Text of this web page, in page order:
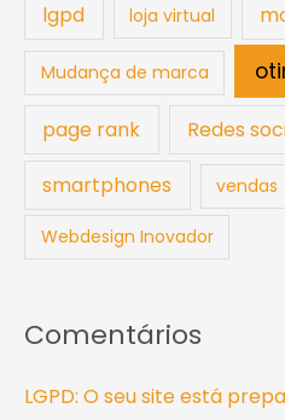
lgpd loja virtual
Mudança de marca
page rank Redes
smartphones vendas
Webdesign Inovador
Comentários
LGPD: O seu site está